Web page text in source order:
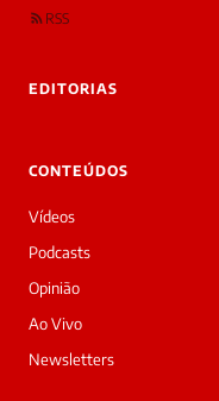
Boa
tarde!
Sou
a
daqui
do
Prime.
RSS
EDITORIAS
CONTEÚDOS
Vídeos
Podcasts
Opinião
Ao Vivo
Newsletters